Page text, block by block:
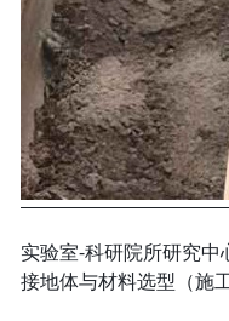
实验室-科研院所研究
接地体与材料选型（施